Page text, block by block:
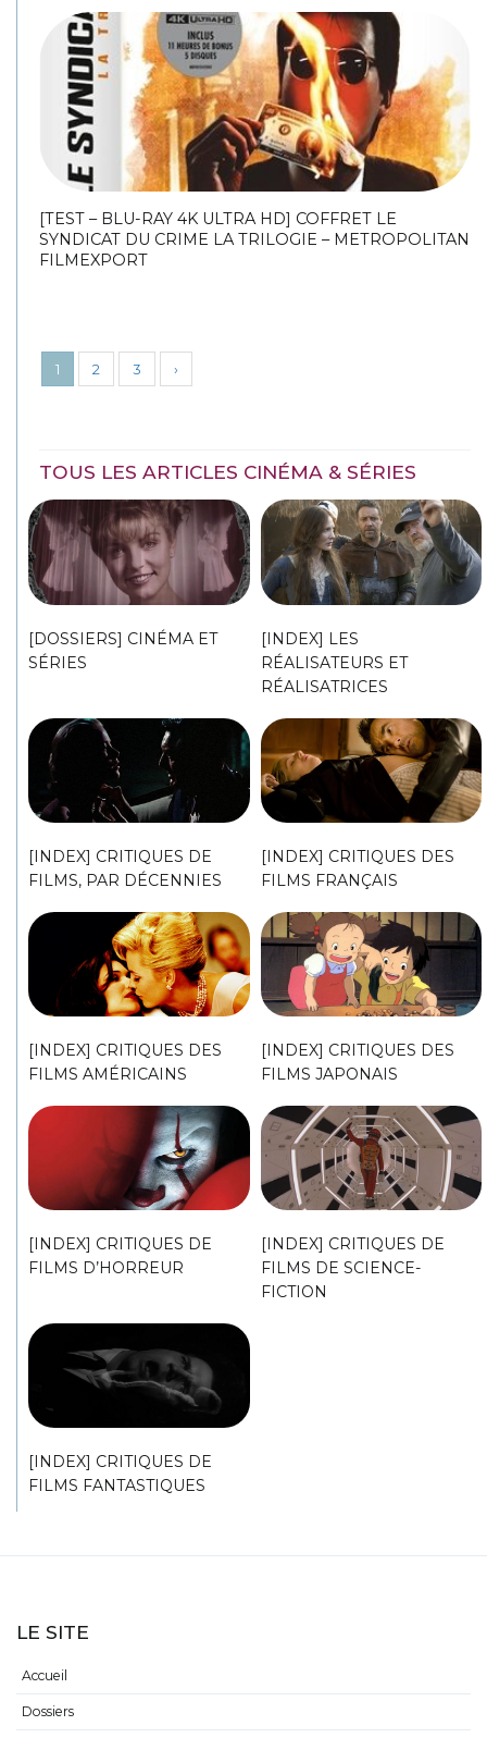
[TEST – BLU-RAY 4K ULTRA HD] COFFRET LE
SYNDICAT DU CRIME LA TRILOGIE – METROPOLITAN
FILMEXPORT
1 2 3 ›
TOUS LES ARTICLES CINÉMA & SÉRIES
[DOSSIERS] CINÉMA ET
SÉRIES
[INDEX] LES
RÉALISATEURS ET
RÉALISATRICES
[INDEX] CRITIQUES DE
FILMS, PAR DÉCENNIES
[INDEX] CRITIQUES DES
FILMS FRANÇAIS
[INDEX] CRITIQUES DES
FILMS AMÉRICAINS
[INDEX] CRITIQUES DES
FILMS JAPONAIS
[INDEX] CRITIQUES DE
FILMS D’HORREUR
[INDEX] CRITIQUES DE
FILMS DE SCIENCE-
FICTION
[INDEX] CRITIQUES DE
FILMS FANTASTIQUES
LE SITE
Accueil
Dossiers